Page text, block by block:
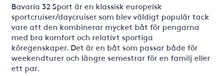
Bavaria 32 Sport är en klassisk europeisk
sportcruiser/daycruiser som blev väldigt populär tack
vare att den kombinerar mycket båt för pengarna
med bra komfort och relativt sportiga
köregenskaper. Det är en båt som passar både för
weekendturer och längre semestrar för en familj eller
ett par.